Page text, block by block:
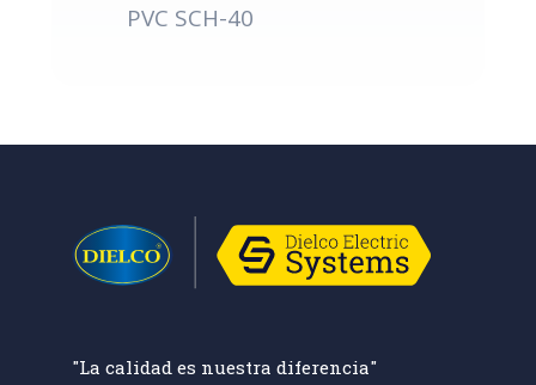
PVC SCH-40
"La calidad es nuestra diferencia"